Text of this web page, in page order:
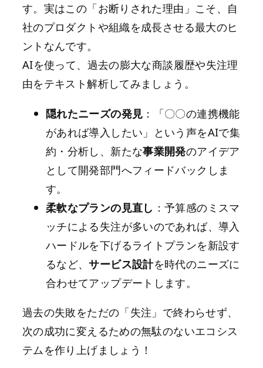
す。実はこの「お断りされた理由」こそ、自
社のプロダクトや組織を成長させる最大のヒ
ントなんです。
AIを使って、過去の膨大な商談履歴や失注理
由をテキスト解析してみましょう。
隠れたニーズの発見 ：「〇〇の連携機能
があれば導入したい」という声をAIで集
約・分析し、新たな事業開発のアイデア
として開発部門へフィードバックしま
す。
柔軟なプランの見直し ：予算感のミスマ
ッチによる失注が多いのであれば、導入
ハードルを下げるライトプランを新設す
るなど、サービス設計を時代のニーズに
合わせてアップデートします。
過去の失敗をただの「失注」で終わらせず、
次の成功に変えるための無駄のないエコシス
テムを作り上げましょう！